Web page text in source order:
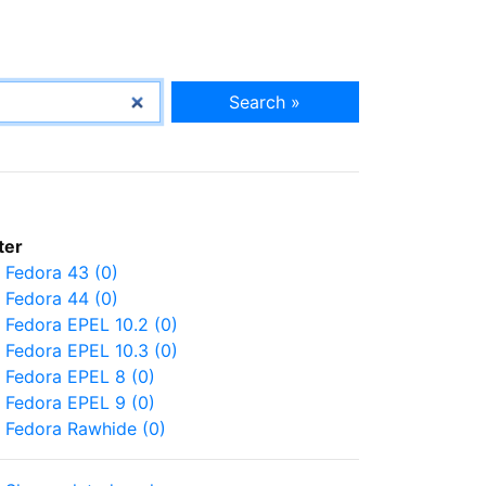
Search »
Fedora 43 (0)
Fedora 44 (0)
Fedora EPEL 10.2 (0)
Fedora EPEL 10.3 (0)
Fedora EPEL 8 (0)
Fedora EPEL 9 (0)
Fedora Rawhide (0)